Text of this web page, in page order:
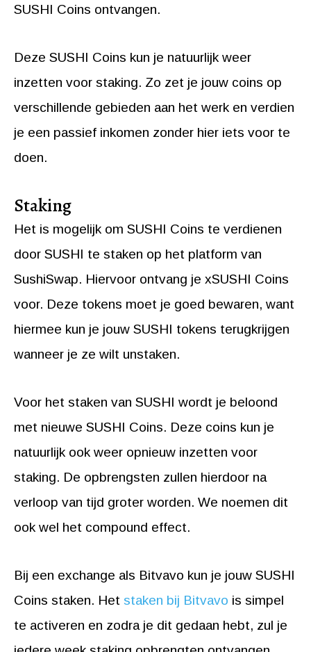
SUSHI Coins ontvangen.
Deze SUSHI Coins kun je natuurlijk weer
inzetten voor staking. Zo zet je jouw coins op
verschillende gebieden aan het werk en verdien
je een passief inkomen zonder hier iets voor te
doen.
Staking
Het is mogelijk om SUSHI Coins te verdienen
door SUSHI te staken op het platform van
SushiSwap. Hiervoor ontvang je xSUSHI Coins
voor. Deze tokens moet je goed bewaren, want
hiermee kun je jouw SUSHI tokens terugkrijgen
wanneer je ze wilt unstaken.
Voor het staken van SUSHI wordt je beloond
met nieuwe SUSHI Coins. Deze coins kun je
natuurlijk ook weer opnieuw inzetten voor
staking. De opbrengsten zullen hierdoor na
verloop van tijd groter worden. We noemen dit
ook wel het compound effect.
Bij een exchange als Bitvavo kun je jouw SUSHI
Coins staken. Het staken bij Bitvavo is simpel
te activeren en zodra je dit gedaan hebt, zul je